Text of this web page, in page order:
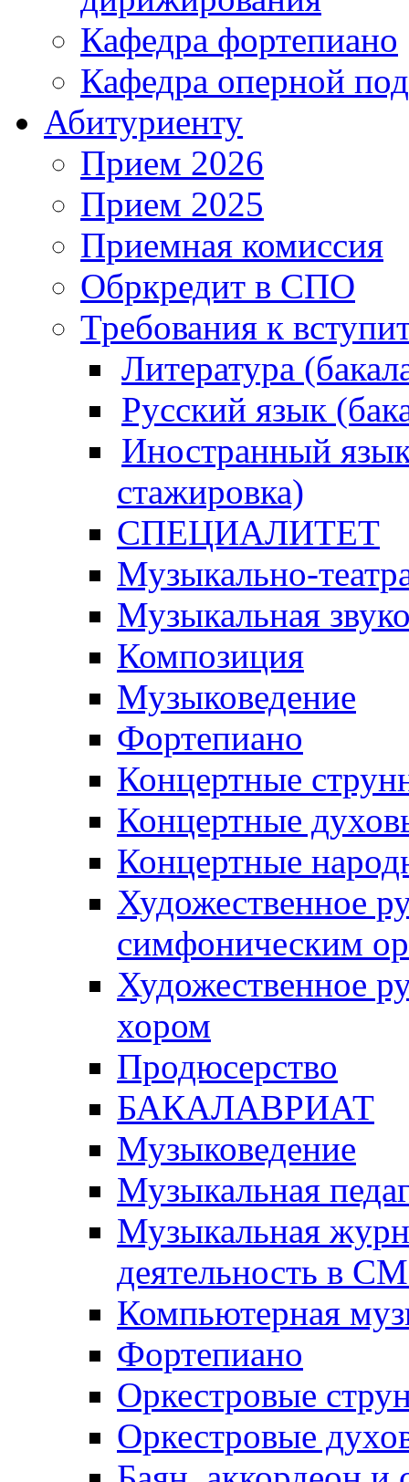
Кафедра фортепиано
Кафедра оперной
Абитуриенту
Прием 2026
Прием 2025
Приемная комиссия
Обркредит в СПО
Требования к
Литература
Русский язык
Иностранный
стажировка)
СПЕЦИАЛИТЕТ
Музыкально-
Музыкальная
Композиция
Музыковедение
Фортепиано
Концертные
Концертные
Концертные
Художественное
симфоническим
Художественное
хором
Продюсерство
БАКАЛАВРИАТ
Музыковедение
Музыкальная
Музыкальная
деятельность в
Компьютерная
Фортепиано
Оркестровые
Оркестровые